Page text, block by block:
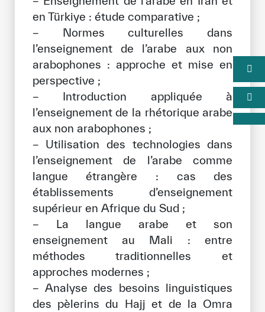
en Türkiye : étude comparative ;
− Normes culturelles dans
l’enseignement de l’arabe aux non
arabophones : approche et mise en
perspective ;
− Introduction appliquée à
l’enseignement de la rhétorique arabe
aux non arabophones ;
− Utilisation des technologies dans
l’enseignement de l’arabe comme
langue étrangère : cas des
établissements d’enseignement
supérieur en Afrique du Sud ;
− La langue arabe et son
enseignement au Mali : entre
méthodes traditionnelles et
approches modernes ;
− Analyse des besoins linguistiques
des pèlerins du Hajj et de la Omra